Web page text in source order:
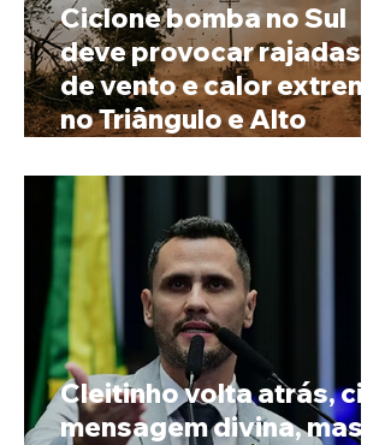
Ciclone bomba no Sul
deve provocar rajadas
de vento e calor extremo
no Triângulo e Alto
Cleitinho volta atrás, cita
mensagem divina, mas